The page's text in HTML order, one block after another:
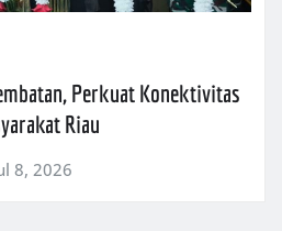
Perkuat Konektivitas
Riau
8, 2026